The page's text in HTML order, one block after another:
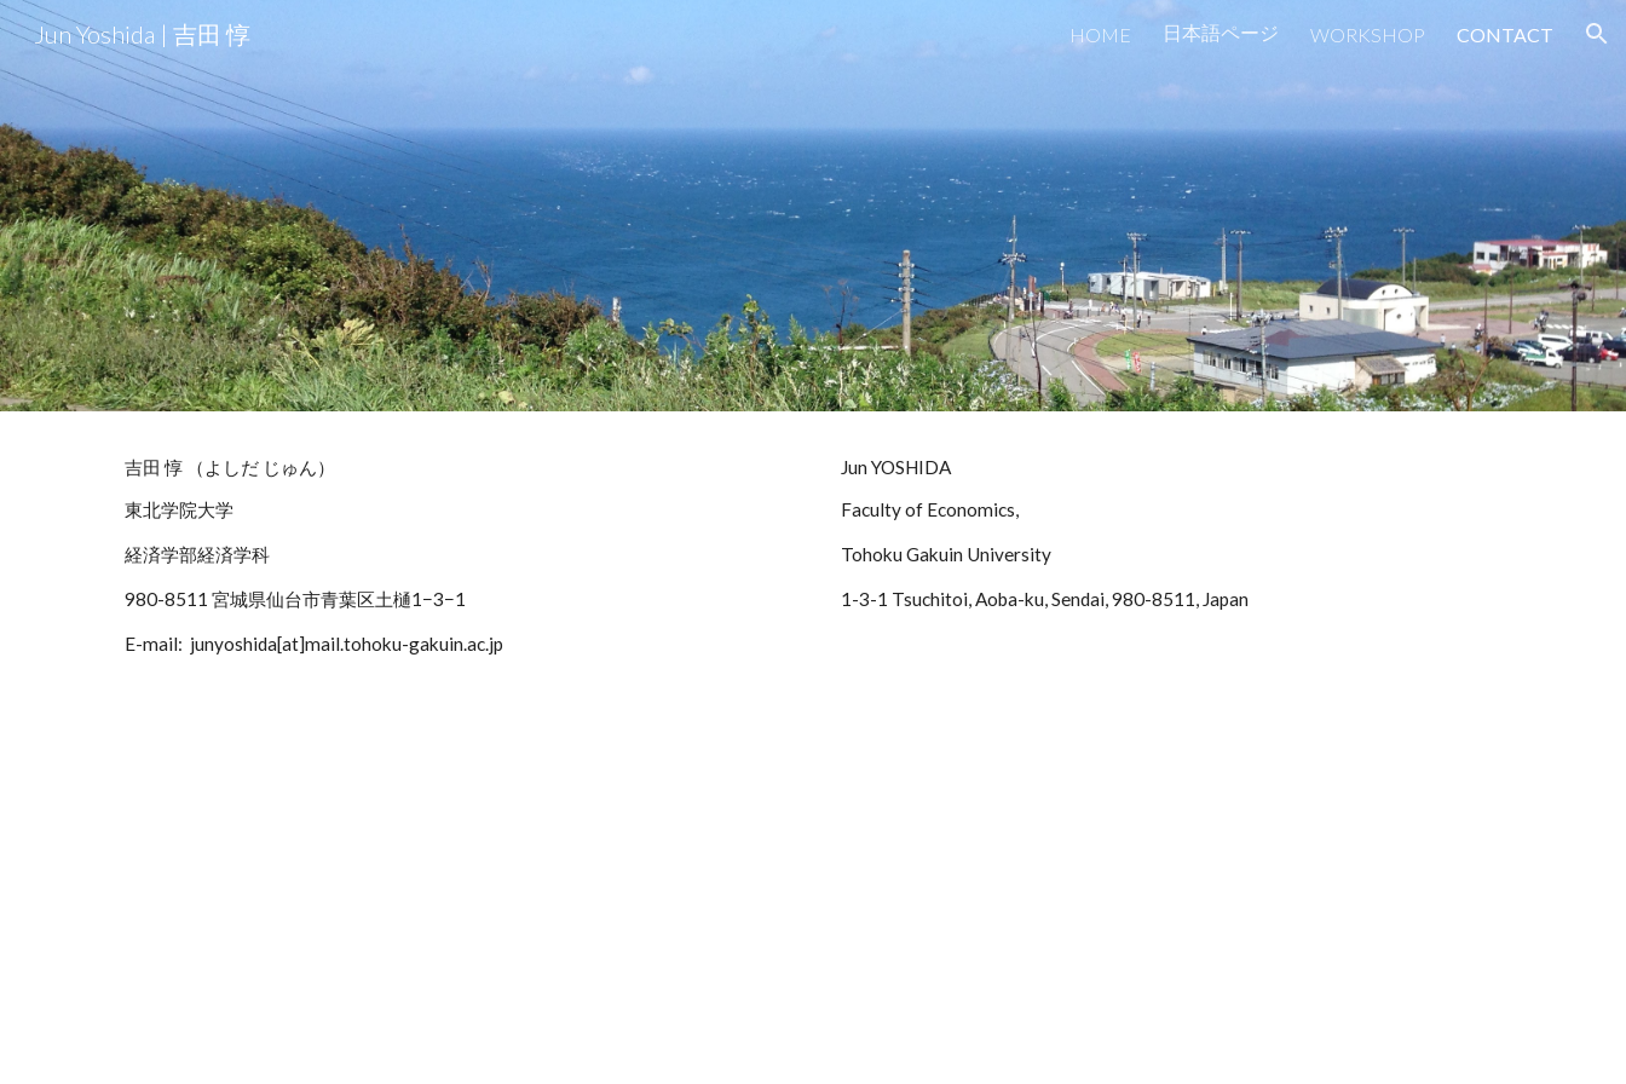
Skip to navigation
Jun Yoshida | 吉田 惇 HOME 日本語ページ WORKSHOP CONTACT
吉田 惇 （よしだじゅん）
東北学院大学
経済学部経済学科
980-8511 宮城県仙台市青葉区土樋1−3−1
E-mail: junyoshida[at]mail.tohoku-gakuin.ac.jp
Jun YOSHIDA
Faculty of Economics,
Tohoku Gakuin University
1-3-1 Tsuchitoi, Aoba-ku, Sendai, 980-8511, Japan